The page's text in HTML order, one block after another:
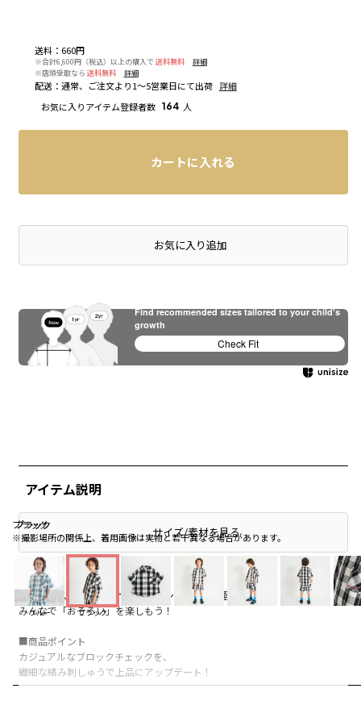
ブラック
※撮影場所の関係上、着用画像は実物と若干異なる場合があります。
ブラック
ブラック
ブルー ブラック
送料： 660円
※合計6,600円（税込）以上の購入で 送料無料
詳細
※店頭受取なら 送料無料 詳細
配送： 通常、ご注文より1～5営業日にて出荷 詳細
お気に入りアイテム登録者数 164 人
カートに入れる
店頭在庫を確認するお気に入り追加
アイテム説明
サイズ/素材を見る
branshes人気の【男女ベビーペアシリーズ】が登場♪
みんなで「おそろい」を楽しもう！
■商品ポイント
カジュアルなブロックチェックを、
繊細な絡み刺しゅうで上品にアップデート！
Find recommended sizes tailored to your child's
growth
Check Fit